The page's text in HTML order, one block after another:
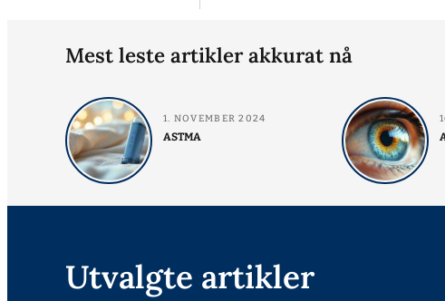
Mest leste artikler akkurat nå
1. NOVEMBER 2024
ASTMA
Utvalgte artikler